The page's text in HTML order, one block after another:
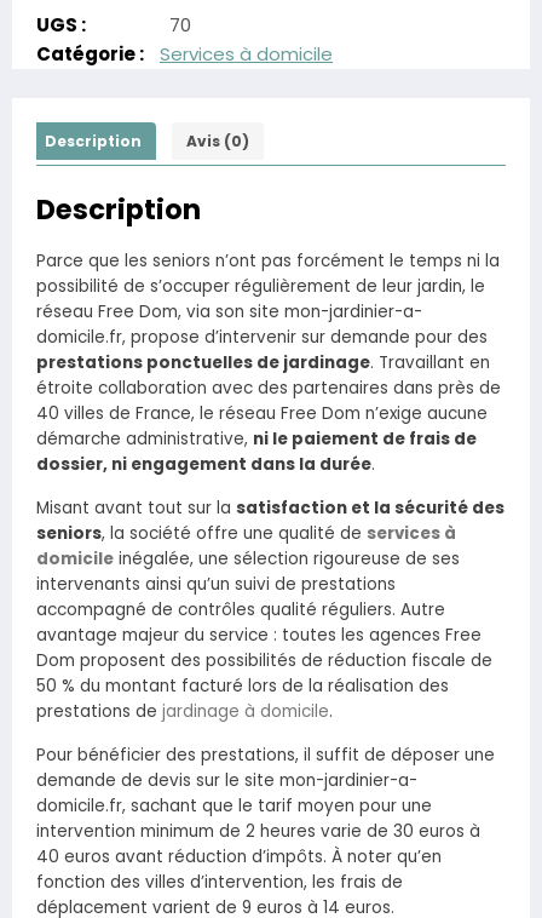
UGS :
70
Catégorie :
Services à domicile
Description Avis (0)
Description
Parce que les seniors n’ont pas forcément le temps ni la
possibilité de s’occuper régulièrement de leur jardin, le
réseau Free Dom, via son site mon-jardinier-a-
domicile.fr, propose d’intervenir sur demande pour des
prestations ponctuelles de jardinage. Travaillant en
étroite collaboration avec des partenaires dans près de
40 villes de France, le réseau Free Dom n’exige aucune
démarche administrative, ni le paiement de frais de
dossier, ni engagement dans la durée.
Misant avant tout sur la satisfaction et la sécurité des
seniors, la société offre une qualité de services à
domicile inégalée, une sélection rigoureuse de ses
intervenants ainsi qu’un suivi de prestations
accompagné de contrôles qualité réguliers. Autre
avantage majeur du service : toutes les agences Free
Dom proposent des possibilités de réduction fiscale de
50 % du montant facturé lors de la réalisation des
prestations de jardinage à domicile.
Pour bénéficier des prestations, il suffit de déposer une
demande de devis sur le site mon-jardinier-a-
domicile.fr, sachant que le tarif moyen pour une
intervention minimum de 2 heures varie de 30 euros à
40 euros avant réduction d’impôts. À noter qu’en
fonction des villes d’intervention, les frais de
déplacement varient de 9 euros à 14 euros.